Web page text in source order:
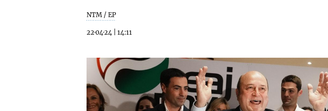
NTM / EP
22·04·24 14:11